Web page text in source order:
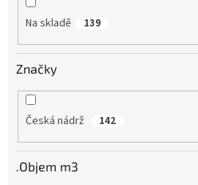
Na skladě 139
Značky
Česká nádrž 142
.Objem m3